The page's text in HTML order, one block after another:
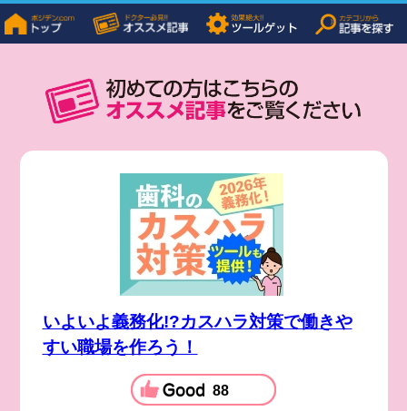
いよいよ義務化!?カスハラ対策で働きや
すい職場を作ろう！
88